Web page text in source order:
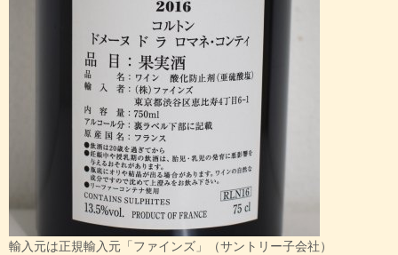
輸入元は正規輸入元「ファインズ」（サントリー子会社）